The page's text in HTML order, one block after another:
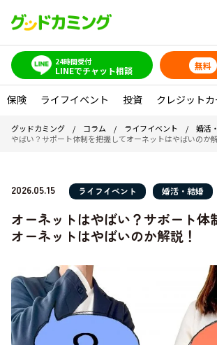
24時間受付
LINEでチャット相談 無料
保険 ライフイベント 投資 クレジット
グッドカミング / コラム / ライフイベント / 婚活
やばい？サポート体制を把握してオーネットはやばいのか
2026.05.15 ライフイベント 婚活・結婚
オーネットはやばい？サポート体
オーネットはやばいのか解説！